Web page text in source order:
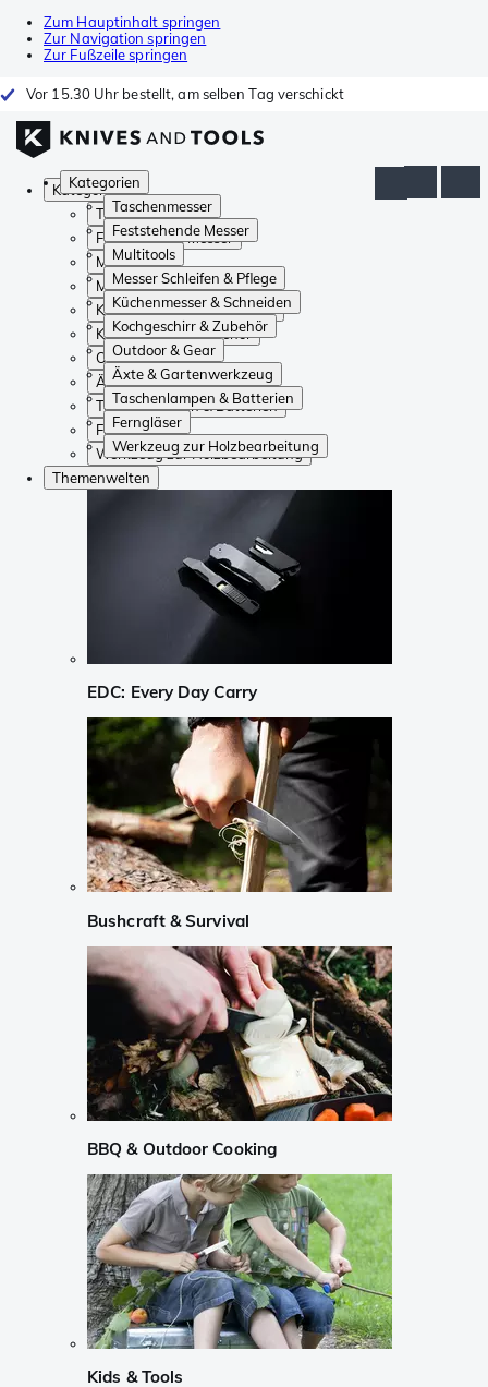
Zum Hauptinhalt springen
Zur Navigation springen
Zur Fußzeile springen
Vor 15.30 Uhr bestellt, am selben Tag verschickt
Kategorien
Taschenmesser
Feststehende Messer
Multitools
Messer Schleifen & Pflege
Küchenmesser & Schneiden
Kochgeschirr & Zubehör
Outdoor & Gear
Äxte & Gartenwerkzeug
Taschenlampen & Batterien
Ferngläser
Werkzeug zur Holzbearbeitung
Kategorien
Taschenmesser
Feststehende Messer
Multitools
Messer Schleifen & Pflege
Küchenmesser & Schneiden
Kochgeschirr & Zubehör
Outdoor & Gear
Äxte & Gartenwerkzeug
Taschenlampen & Batterien
Ferngläser
Werkzeug zur Holzbearbeitung
Themenwelten
EDC: Every Day Carry
Bushcraft & Survival
BBQ & Outdoor Cooking
Kids & Tools